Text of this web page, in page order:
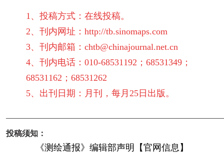
1、投稿方式：在线投稿。
2、刊内网址：http://tb.sinomaps.com
3、刊内邮箱：chtb@chinajournal.net.cn
4、刊内电话： 010-68531192；68531349；
68531162；68531262
5、出刊日期：月刊，每月25日出版。
投稿须知：
《测绘通报》编辑部声明【官网信息】